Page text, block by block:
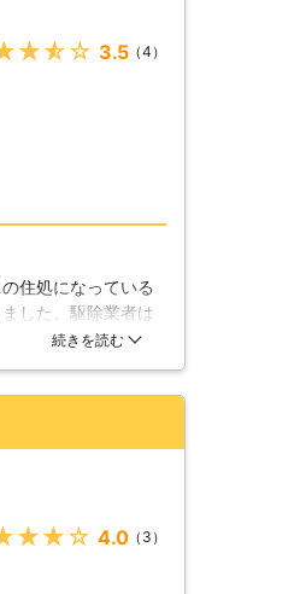
3.5（4）
住処になっている
した。駆除業者は
てからはダニに刺
続きを読む
4.0（3）